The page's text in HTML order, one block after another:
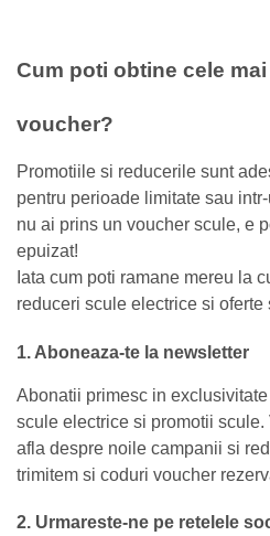
Cum poti obtine cele
voucher?
Promotiile si reducerile sunt
pentru perioade limitate sau
nu ai prins un voucher scule, e
epuizat!
Iata cum poti ramane mereu la
reduceri scule electrice si oferte
1. Aboneaza-te la newsletter
Abonatii primesc in
scule electrice si promotii
afla despre noile campanii si
trimitem si coduri voucher
2. Urmareste-ne pe retelele